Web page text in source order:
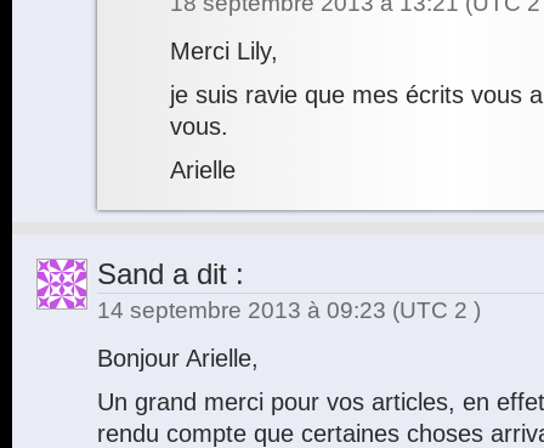
Merci Lily,
je suis ravie que mes écrits vous
vous.
Arielle
Sand a dit :
14 septembre 2013 à 09:23 (UTC 2 )
Bonjour Arielle,
Un grand merci pour vos articles, en
rendu compte que certaines choses